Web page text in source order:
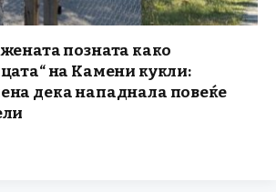
позната како
на Камени кукли:
дека нападнала повеќе